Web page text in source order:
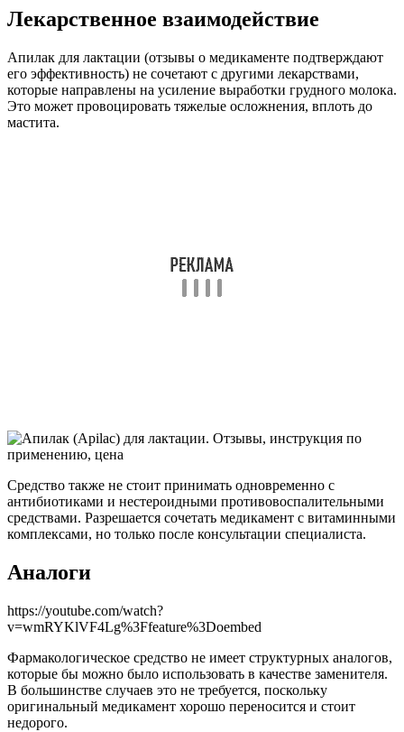
Лекарственное взаимодействие
Апилак для лактации (отзывы о медикаменте подтверждают
его эффективность) не сочетают с другими лекарствами,
которые направлены на усиление выработки грудного молока.
Это может провоцировать тяжелые осложнения, вплоть до
мастита.
Средство также не стоит принимать одновременно с
антибиотиками и нестероидными противовоспалительными
средствами. Разрешается сочетать медикамент с витаминными
комплексами, но только после консультации специалиста.
Аналоги
https://youtube.com/watch?
v=wmRYKlVF4Lg%3Ffeature%3Doembed
Фармакологическое средство не имеет структурных аналогов,
которые бы можно было использовать в качестве заменителя.
В большинстве случаев это не требуется, поскольку
оригинальный медикамент хорошо переносится и стоит
недорого.